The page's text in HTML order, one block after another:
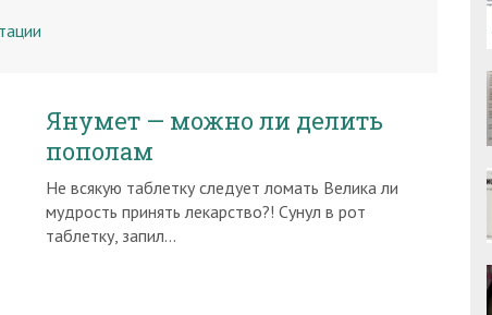
Янумет — можно ли делить
пополам
Не всякую таблетку следует ломать Велика ли
мудрость принять лекарство?! Сунул в рот
таблетку, запил…